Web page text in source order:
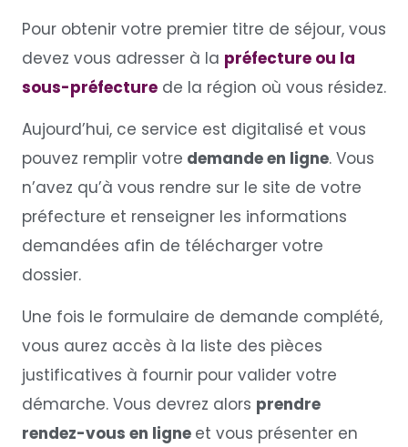
Pour obtenir votre premier titre de séjour, vous
devez vous adresser à la préfecture ou la
sous-préfecturede la région où vous résidez.
Aujourd’hui, ce service est digitalisé et vous
pouvez remplir votre demande en ligne. Vous
n’avez qu’à vous rendre sur le site de votre
préfecture et renseigner les informations
demandées afin de télécharger votre
dossier.
Une fois le formulaire de demande complété,
vous aurez accès à la liste des pièces
justificatives à fournir pour valider votre
démarche. Vous devrez alors prendre
rendez-vous en ligne et vous présenter en